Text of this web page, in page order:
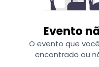
Evento
O evento que
encontrado ou